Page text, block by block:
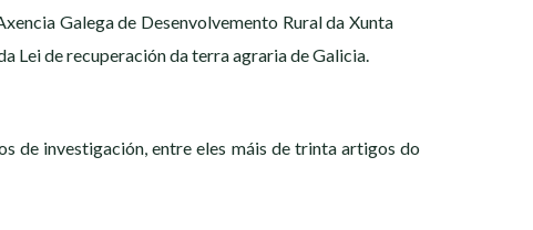
Galega de Desenvolvemento Rural da Xunta
Lei de recuperación da terra agraria de Galicia.
de investigación, entre eles máis de trinta artigos do